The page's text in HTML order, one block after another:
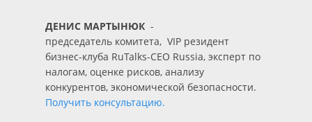
ДЕНИС МАРТЫНЮК-
председателькомитета, VIP резидент
бизнес-клуба RuTalks-CEO Russia, эксперт по
налогам, оценке рисков, анализу
конкурентов, экономической безопасности.
Получить консультацию.